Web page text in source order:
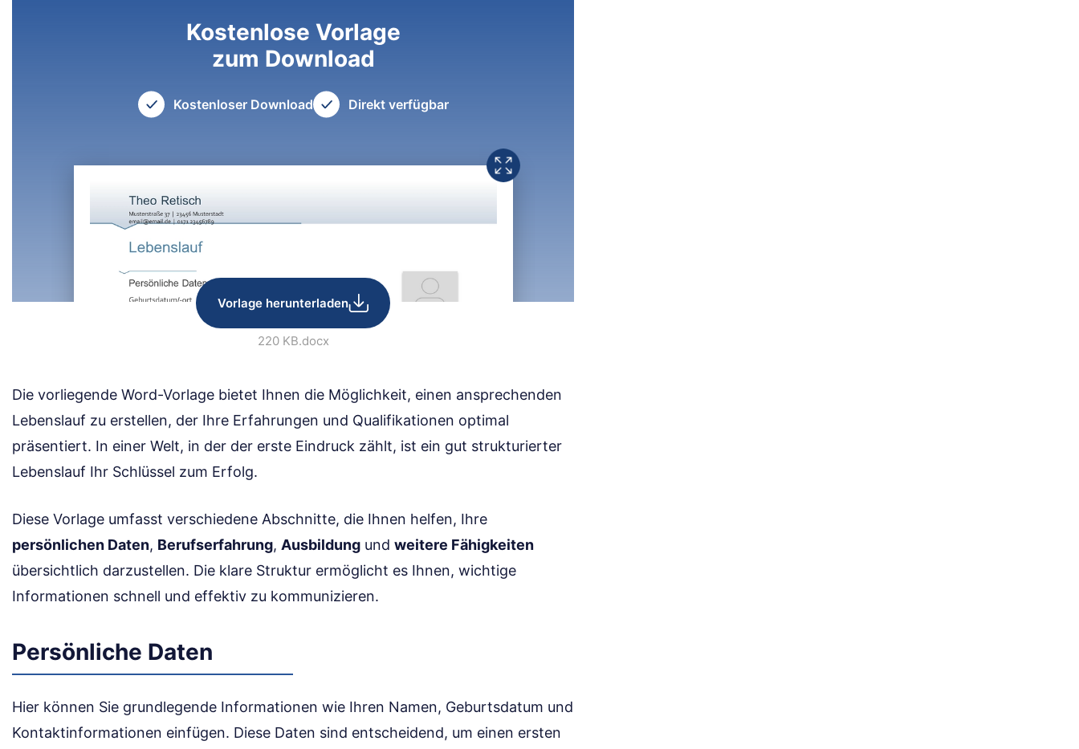
Kostenlose Vorlage
zum Download
Kostenloser Download Direkt verfügbar
Vorlage herunterladen
220 KB.docx
Die vorliegende Word-Vorlage bietet Ihnen die Möglichkeit, einen ansprechenden
Lebenslauf zu erstellen, der Ihre Erfahrungen und Qualifikationen optimal
präsentiert. In einer Welt, in der der erste Eindruck zählt, ist ein gut strukturierter
Lebenslauf Ihr Schlüssel zum Erfolg.
Diese Vorlage umfasst verschiedene Abschnitte, die Ihnen helfen, Ihre
persönlichen Daten, Berufserfahrung, Ausbildung und weitere Fähigkeiten
übersichtlich darzustellen. Die klare Struktur ermöglicht es Ihnen, wichtige
Informationen schnell und effektiv zu kommunizieren.
Persönliche Daten
Hier können Sie grundlegende Informationen wie Ihren Namen, Geburtsdatum und
Kontaktinformationen einfügen. Diese Daten sind entscheidend, um einen ersten